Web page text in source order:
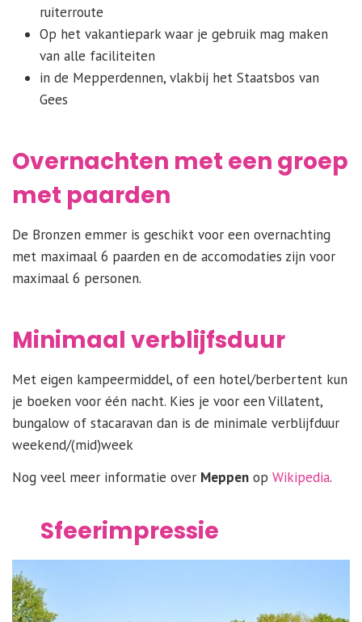
ruiterroute
Op het vakantiepark waar je gebruik mag maken
van alle faciliteiten
in de Mepperdennen, vlakbij het Staatsbos van
Gees
Overnachten met een groep
met paarden
De Bronzen emmer is geschikt voor een overnachting
met maximaal 6 paarden en de accomodaties zijn voor
maximaal 6 personen.
Minimaal verblijfsduur
Met eigen kampeermiddel, of een hotel/berbertent kun
je boeken voor één nacht. Kies je voor een Villatent,
bungalow of stacaravan dan is de minimale verblijfduur
weekend/(mid)week
Nog veel meer informatie over Meppen op Wikipedia.
Sfeerimpressie